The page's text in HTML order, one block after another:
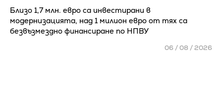
Близо 1,7 млн. евро са инвестирани в
модернизацията, над 1 милион евро от тях са
безвъзмездно финансиране по НПВУ
06 / 08 / 2026